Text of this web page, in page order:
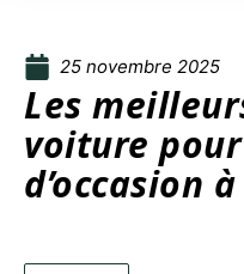
25 novembre 2025
Les
voiture
d’occasion